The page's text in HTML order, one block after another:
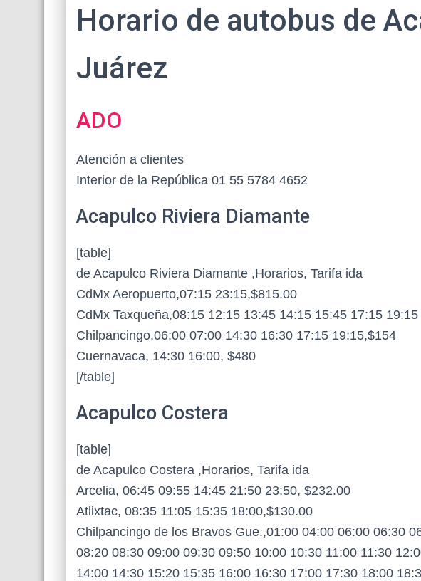
Horario de autobus de
Juárez
ADO
Atención a clientes
Interior de la República 01 55 5784 4652
Acapulco Riviera Diamante
[table]
de Acapulco Riviera Diamante ,Horarios, Tarifa ida
CdMx Aeropuerto,07:15 23:15,$815.00
CdMx Taxqueña,08:15 12:15 13:45 14:15 15:45 17:15
Chilpancingo,06:00 07:00 14:30 16:30 17:15 19:15,$154
Cuernavaca, 14:30 16:00, $480
[/table]
Acapulco Costera
[table]
de Acapulco Costera ,Horarios, Tarifa ida
Arcelia, 06:45 09:55 14:45 21:50 23:50, $232.00
Atlixtac, 08:35 11:05 15:35 18:00,$130.00
Chilpancingo de los Bravos Gue.,01:00 04:00 06:00 06:30
08:20 08:30 09:00 09:30 09:50 10:00 10:30 11:00 11:30
14:00 14:30 15:20 15:35 16:00 16:30 17:00 17:30 18:00